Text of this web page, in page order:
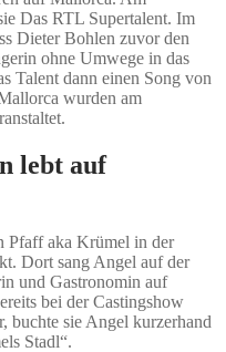
Das RTL Supertalent. Im
Dieter Bohlen zuvor den
ohne Umwege in das
Talent dann einen Song von
wurden am
lebt auf
Pfaff aka Krümel in der
Dort sang Angel auf der
und Gastronomin auf
bei der Castingshow
buchte sie Angel kurzerhand
Stadl“.